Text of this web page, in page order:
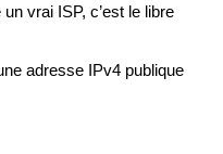
vrai ISP, c’est le libre
adresse IPv4 publique